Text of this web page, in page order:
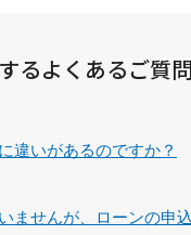
るよくあるご質問
違いがあるのですか？
ませんが、ローンの申